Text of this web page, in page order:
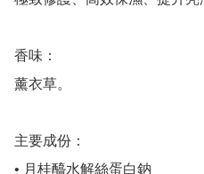
香味：
薰衣草。
主要成份：
• 月桂醯水解絲蛋白鈉